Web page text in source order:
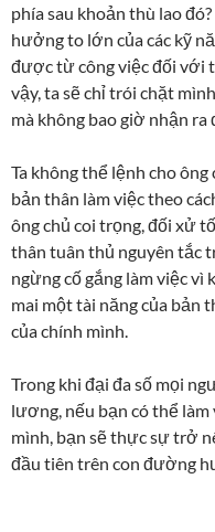
phía sau khoản thù lao
hưởng to lớn của các kỹ
được từ công việc đối với
vậy, ta sẽ chỉ trói chặt
mà không bao giờ nhận
Ta không thể lệnh cho ông
bản thân làm việc theo
ông chủ coi trọng, đối xử
thân tuân thủ nguyên tắc
ngừng cố gắng làm việc vì
mai một tài năng của bản
của chính mình.
Trong khi đại đa số mọi
lương, nếu bạn có thể
mình, bạn sẽ thực sự trở
đầu tiên trên con đường